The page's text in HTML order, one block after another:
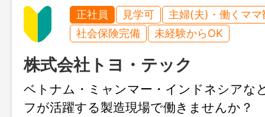
正社員 見学可
主婦(夫)・働くママ
社会保険完備
未経験からOK
株式会社トヨ・テック
ベトナム・ミャンマー・インドネシアな
フが活躍する製造現場で働きませんか？